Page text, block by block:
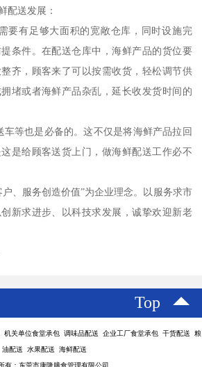
配送发展：
要有足够大面积的宽敞仓库，同时设施完
条件。在配送仓库中，海鲜产品的货位要
齐，顾客来了可以按需收货，轻松调节供
堵或者海鲜产品杂乱，延长收发货时间的
车等也是必备的。这不仅是将海鲜产品拉回
是给顾客送货上门，做海鲜配送工作必不
、服务创造价值”为企业理念。以服务求市
新求进步、以科技求发展，诚挚欢迎新老
Top
机关单位食堂承包 调味品配送 企业工厂食堂承包 干货配送 粮
油配送 水果配送 海鲜配送
有：东莞市康隆膳食管理有限公司